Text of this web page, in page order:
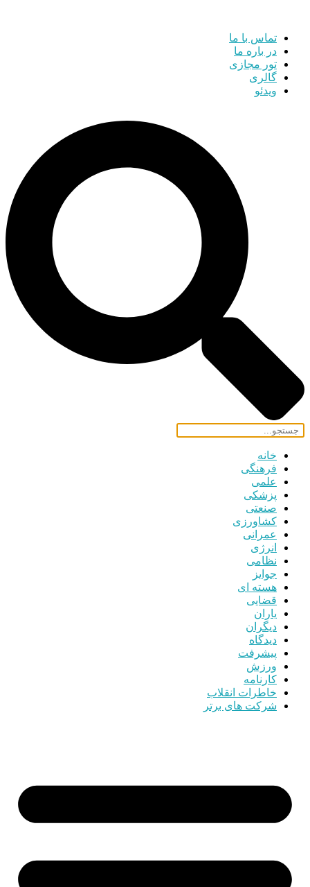
تماس با ما
در باره ما
تور مجازی
گالری
ویدئو
خانه
فرهنگی
علمی
پزشکی
صنعتی
کشاورزی
عمرانی
انرژی
نظامی
جوایز
هسته ای
قضایی
یاران
دیگران
دیدگاه
پیشرفت
ورزش
کارنامه
خاطرات انقلاب
شرکت های برتر